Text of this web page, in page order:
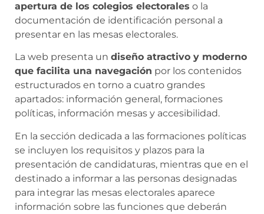
apertura de los colegios electorales o la
documentación de identificación personal a
presentar en las mesas electorales.
La web presenta un diseño atractivo y moderno
que facilita una navegación por los contenidos
estructurados en torno a cuatro grandes
apartados: información general, formaciones
políticas, información mesas y accesibilidad.
En la sección dedicada a las formaciones políticas
se incluyen los requisitos y plazos para la
presentación de candidaturas, mientras que en el
destinado a informar a las personas designadas
para integrar las mesas electorales aparece
información sobre las funciones que deberán